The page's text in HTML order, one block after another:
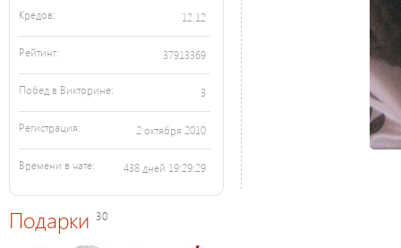
Кредов: 12.12
Рейтинг: 37913369
Побед в Викторине: 3
Регистрация: 2 октября 2010
Времени в чате: 438 дней 19:29:29
Подарки 30